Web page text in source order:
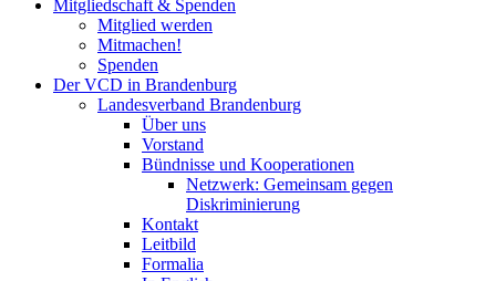
Mitgliedschaft & Spenden
Mitglied werden
Mitmachen!
Spenden
Der VCD in Brandenburg
Landesverband Brandenburg
Über uns
Vorstand
Bündnisse und Kooperationen
Netzwerk: Gemeinsam gegen
Diskriminierung
Kontakt
Leitbild
Formalia